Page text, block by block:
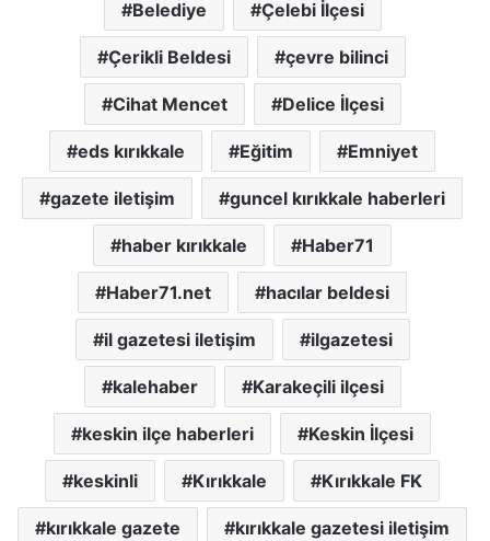
Belediye Çelebi İlçesi
Çerikli Beldesi çevre bilinci
Cihat Mencet Delice İlçesi
eds kırıkkale Eğitim Emniyet
gazete iletişim guncel kırıkkale haberleri
haber kırıkkale Haber71
Haber71.net hacılar beldesi
il gazetesi iletişim ilgazetesi
kalehaber Karakeçili ilçesi
keskin ilçe haberleri Keskin İlçesi
keskinli Kırıkkale Kırıkkale FK
kırıkkale gazete kırıkkale gazetesi iletişim